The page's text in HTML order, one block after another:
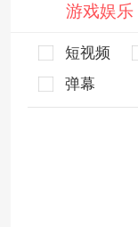
游戏娱乐
短视频
弹幕